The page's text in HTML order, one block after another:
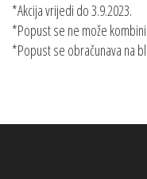
*Akcija vrijedi do 3.9.2023.
*Popust se ne može
*Popust se obračunava na